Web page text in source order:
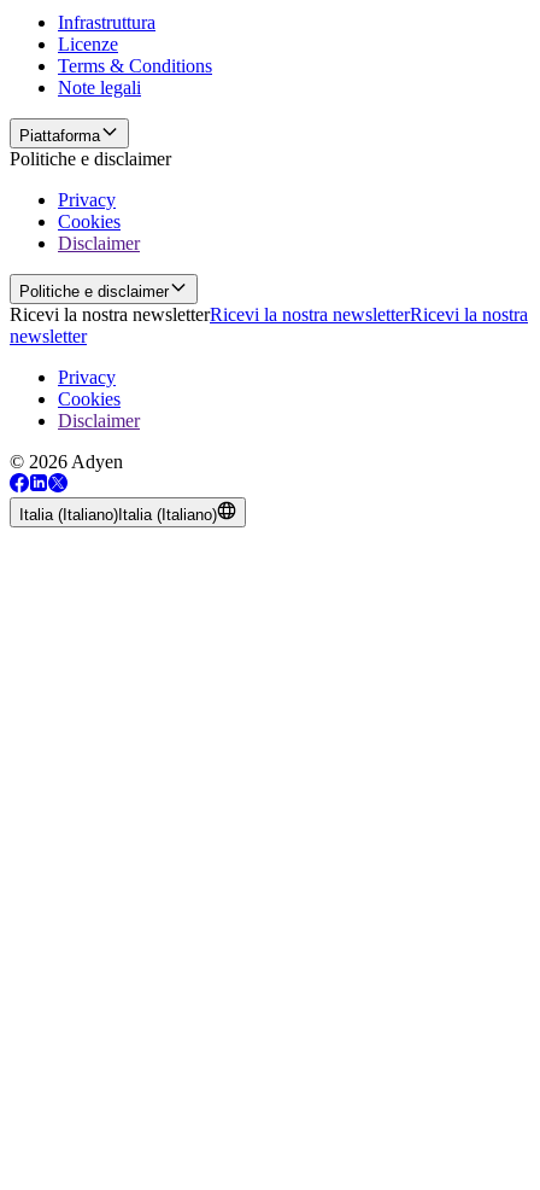
Infrastruttura
Licenze
Terms & Conditions
Note legali
Piattaforma
Politiche e disclaimer
Privacy
Cookies
Disclaimer
Politiche e disclaimer
Ricevi la nostra newsletterRicevi la nostra newsletterRicevi la nostra
newsletter
Privacy
Cookies
Disclaimer
© 2026 Adyen
Italia (Italiano) Italia (Italiano)